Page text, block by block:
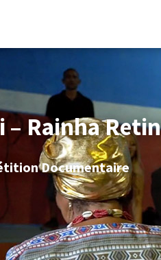
– Rainha
Documentaire